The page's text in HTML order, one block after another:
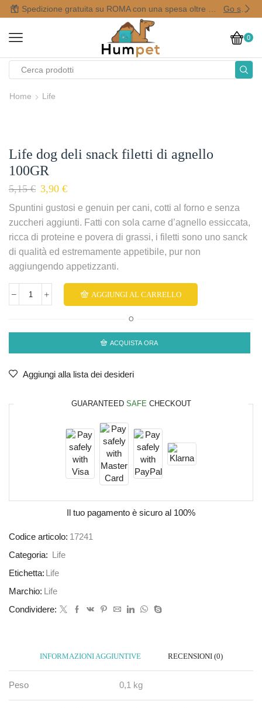
Go shop
0
Home Life
Life dog deli snack filetti di agnello
100GR
5,15€ 3,90 €
Spuntini gustosi e genuin per cani, cotti al forno e senza
zuccheri aggiunti. Fatti con sola carne d’agnello essiccata,
ricca di proteine e povera di grassi, i filetti sono uno sanck
di qualità ed estremamente appetibile, pur non
aggiungendo appetizzanti.
AGGIUNGI AL CARRELLO
O
ACQUISTA ORA
Aggiungi alla lista dei desideri
GUARANTEED SAFE CHECKOUT
Il tuo pagamento è sicuro al 100%
Codice articolo: 17241
Categoria:
Life
Etichetta:
Life
Marchio:
Life
Condividere:
INFORMAZIONI AGGIUNTIVE RECENSIONI (0)
Peso 0,1 kg